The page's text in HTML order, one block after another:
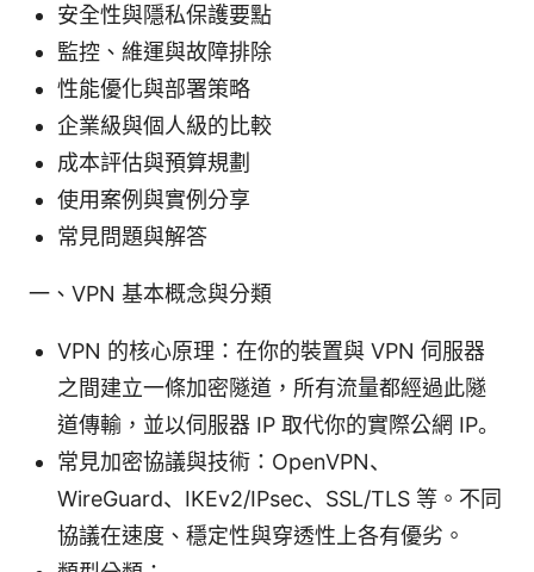
安全性與隱私保護要點
監控、維運與故障排除
性能優化與部署策略
企業級與個人級的比較
成本評估與預算規劃
使用案例與實例分享
常見問題與解答
一、VPN 基本概念與分類
VPN 的核心原理：在你的裝置與 VPN 伺服器
之間建立一條加密隧道，所有流量都經過此隧
道傳輸，並以伺服器 IP 取代你的實際公網 IP。
常見加密協議與技術：OpenVPN、
WireGuard、IKEv2/IPsec、SSL/TLS 等。不同
協議在速度、穩定性與穿透性上各有優劣。